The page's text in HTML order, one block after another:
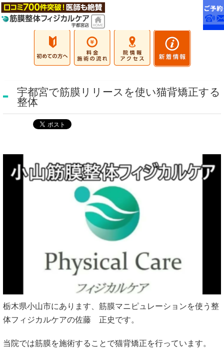
宇都宮で筋膜リリースを使い猫背矯正する
整体
栃木県小山市にあります、筋膜マニピュレーションを使う整
体フィジカルケアの佐藤 正史です。
当院では筋膜を施術することで猫背矯正を行っています。